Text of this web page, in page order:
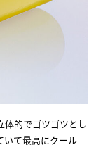
体的でゴツゴツとし
いて最高にクール